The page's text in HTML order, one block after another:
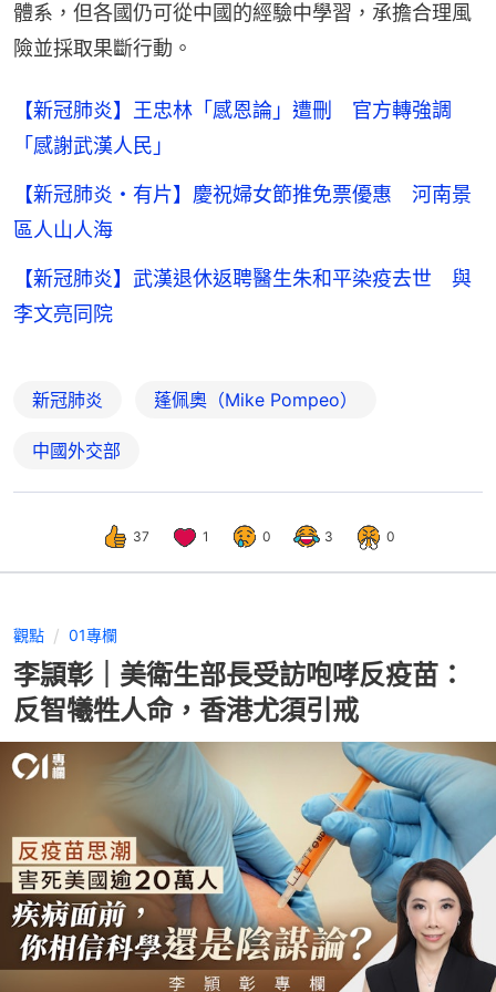
體系，但各國仍可從中國的經驗中學習，承擔合理風
險並採取果斷行動。
【新冠肺炎】王忠林「感恩論」遭刪 官方轉強調
「感謝武漢人民」
【新冠肺炎・有片】慶祝婦女節推免票優惠 河南景
區人山人海
【新冠肺炎】武漢退休返聘醫生朱和平染疫去世 與
李文亮同院
新冠肺炎 蓬佩奧（Mike Pompeo）
中國外交部
37 1 0 3 0
觀點 01專欄
李頴彰｜美衛生部長受訪咆哮反疫苗：
反智犧牲人命，香港尤須引戒